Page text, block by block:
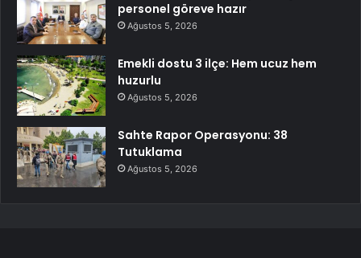
personel göreve hazır
Ağustos 5, 2026
Emekli dostu 3 ilçe: Hem ucuz hem
huzurlu
Ağustos 5, 2026
Sahte Rapor Operasyonu: 38
Tutuklama
Ağustos 5, 2026